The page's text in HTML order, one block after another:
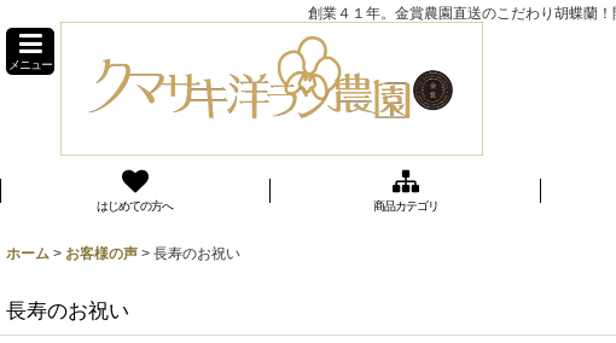
創業４１年。金賞農園直送のこだわり胡蝶蘭
メニュー
はじめての方へ 商品カテゴリ
ホーム > お客様の声 > 長寿のお祝い
長寿のお祝い